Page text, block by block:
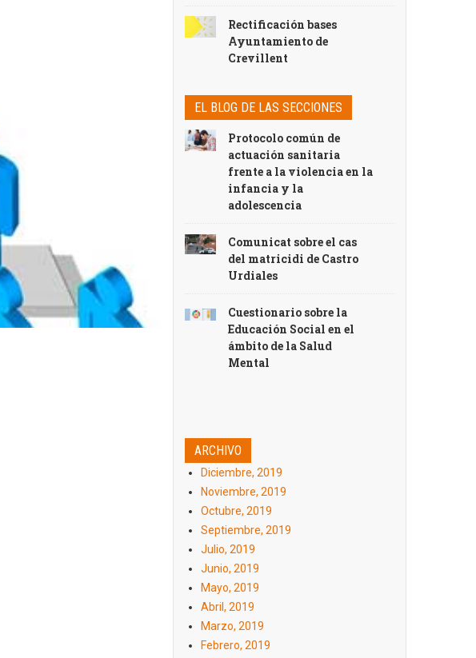
Rectificación bases
Ayuntamiento de
Crevillent
EL BLOG DE LAS SECCIONES
Protocolo común de
actuación sanitaria
frente a la violencia en la
infancia y la
adolescencia
Comunicat sobre el cas
del matricidi de Castro
Urdiales
Cuestionario sobre la
Educación Social en el
ámbito de la Salud
Mental
ARCHIVO
Diciembre, 2019
Noviembre, 2019
Octubre, 2019
Septiembre, 2019
Julio, 2019
Junio, 2019
Mayo, 2019
Abril, 2019
Marzo, 2019
Febrero, 2019